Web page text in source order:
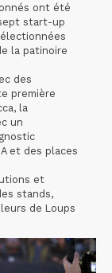
ont été
start-up
la patinoire
des
première
la
un
et des places
et
stands,
de Loups